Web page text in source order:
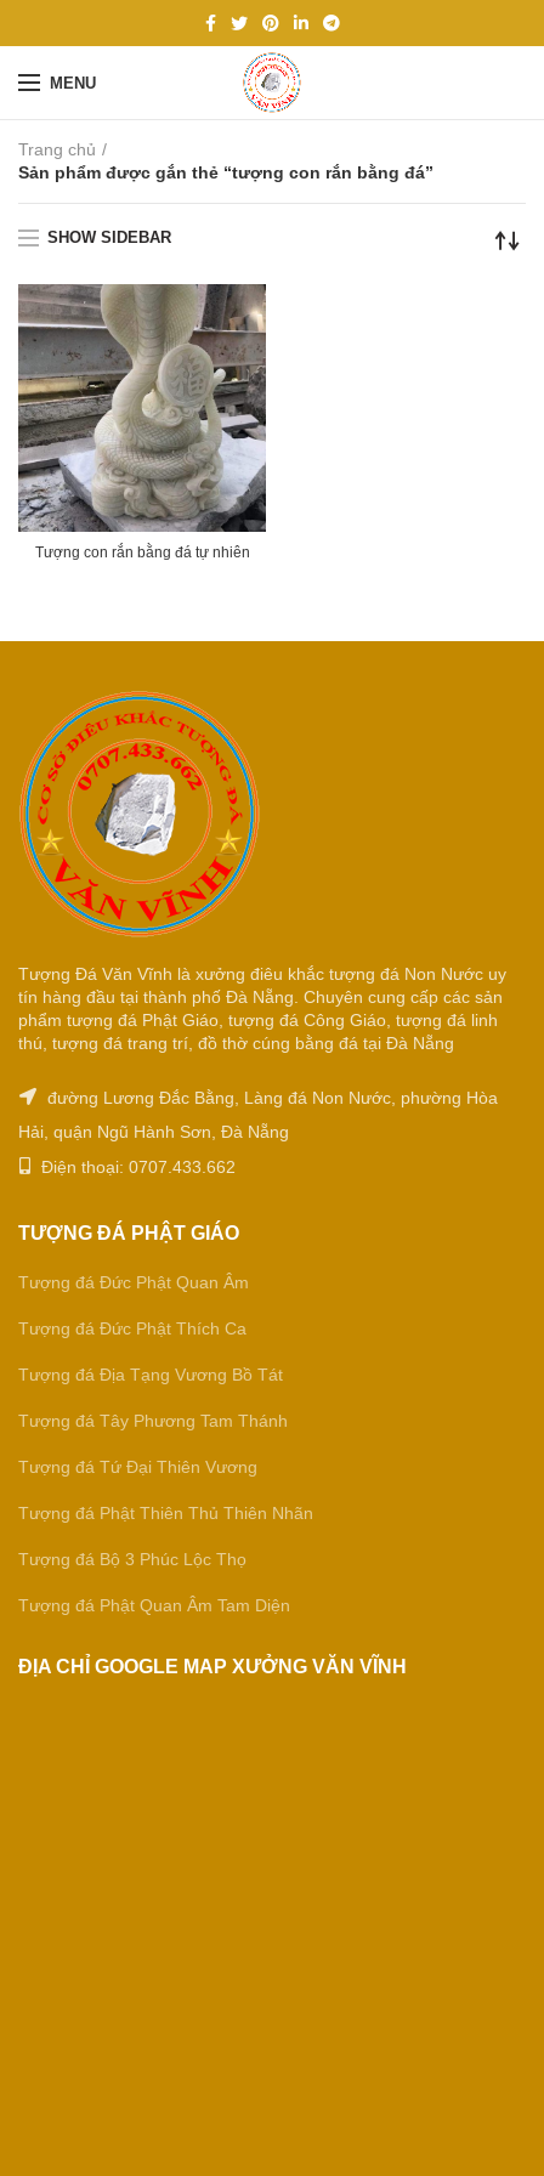
MENU
Trang chủ
Sản phẩm được gắn thẻ “tượng con rắn bằng đá”
SHOW SIDEBAR
Tượng con rắn bằng đá tự nhiên
Tượng Đá Văn Vĩnh là xưởng điêu khắc tượng đá Non Nước uy
tín hàng đầu tại thành phố Đà Nẵng. Chuyên cung cấp các sản
phẩm tượng đá Phật Giáo, tượng đá Công Giáo, tượng đá linh
thú, tượng đá trang trí, đồ thờ cúng bằng đá tại Đà Nẵng
đường Lương Đắc Bằng, Làng đá Non Nước, phường Hòa
Hải, quận Ngũ Hành Sơn, Đà Nẵng
Điện thoại: 0707.433.662
TƯỢNG ĐÁ PHẬT GIÁO
Tượng đá Đức Phật Quan Âm
Tượng đá Đức Phật Thích Ca
Tượng đá Địa Tạng Vương Bồ Tát
Tượng đá Tây Phương Tam Thánh
Tượng đá Tứ Đại Thiên Vương
Tượng đá Phật Thiên Thủ Thiên Nhãn
Tượng đá Bộ 3 Phúc Lộc Thọ
Tượng đá Phật Quan Âm Tam Diện
ĐỊA CHỈ GOOGLE MAP XƯỞNG VĂN VĨNH